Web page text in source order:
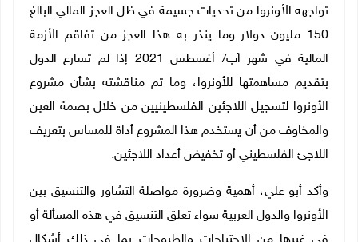
تواجهه الأونروا من تحديات جسيمة في ظل العجز المالي البالغ
150 مليون دولار وما ينذر به هذا العجز من تفاقم الأزمة
المالية في شهر آب/ أغسطس 2021 إذا لم تسارع
الدول
بتقديم مساهمتها للأونروا، وما تم مناقشته بشأن مشروع
الأونروا لتسجيل اللاجئين الفلسطينيين من خلال بصمة العين
والمخاوف من أن يستخدم هذا المشروع أداة للمساس بتعريف
اللاجئ الفلسطيني أو تخفيض أعداد اللاجئين.
وأكد أبو علي، أهمية وضرورة مواصلة التشاور والتنسيق بين
الأونروا والدول العربية سواء تعلق التنسيق في هذه المسألة أو